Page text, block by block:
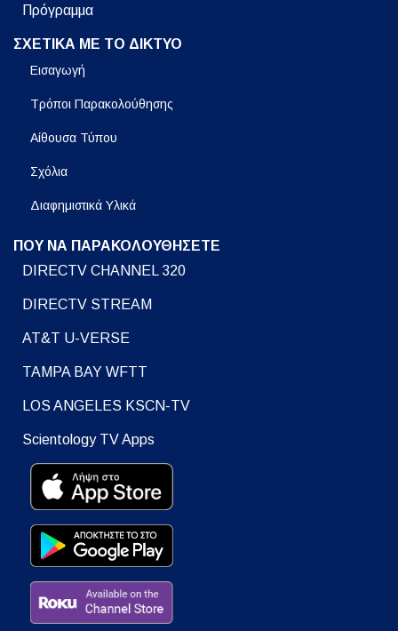
Πρόγραμμα
ΣΧΕΤΙΚΑ ΜΕ ΤΟ ΔΙΚΤΥΟ
Εισαγωγή
Τρόποι Παρακολούθησης
Αίθουσα Τύπου
Σχόλια
Διαφημιστικά Υλικά
ΠΟΥ ΝΑ ΠΑΡΑΚΟΛΟΥΘΗΣΕΤΕ
DIRECTV CHANNEL 320
DIRECTV STREAM
AT&T U-VERSE
TAMPA BAY WFTT
LOS ANGELES KSCN-TV
Scientology TV Apps